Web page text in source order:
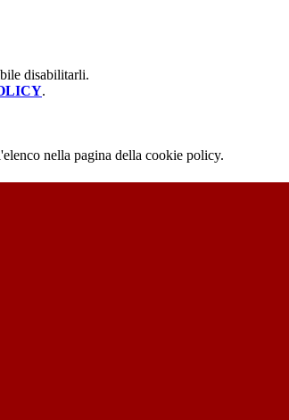
disabilitarli.
.
nella pagina della cookie policy.